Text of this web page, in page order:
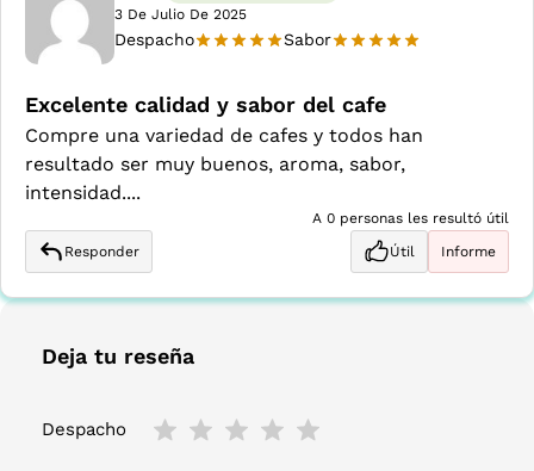
3 De Julio De 2025
Despacho Sabor
Excelente calidad y sabor del cafe
Compre una variedad de cafes y todos han
resultado ser muy buenos, aroma, sabor,
intensidad....
A 0 personas les resultó útil
Responder
Útil Informe
Deja tu reseña
Despacho